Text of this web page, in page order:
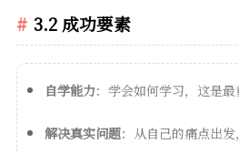
3.2 成功要素
自学能力：学会如何学习，这是
解决真实问题：从自己的痛点出